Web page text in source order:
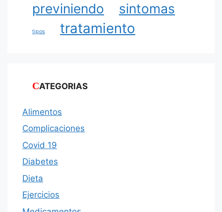
previniendo
sintomas
tipos tratamiento
CATEGORIAS
Alimentos
Complicaciones
Covid 19
Diabetes
Dieta
Ejercicios